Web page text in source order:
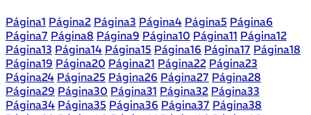
Página1 Página2 Página3 Página4 Página5 Página6
Página7 Página8 Página9 Página10 Página11 Página12
Página13 Página14 Página15 Página16 Página17 Página18
Página19 Página20 Página21 Página22 Página23
Página24 Página25 Página26 Página27 Página28
Página29 Página30 Página31 Página32 Página33
Página34 Página35 Página36 Página37 Página38